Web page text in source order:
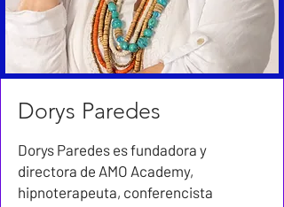
Dorys Paredes
Dorys Paredes es fundadora y
directora de AMO Academy,
hipnoterapeuta, conferencista